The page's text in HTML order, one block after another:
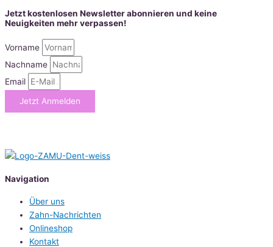
Jetzt kostenlosen Newsletter abonnieren und keine
Neuigkeiten mehr verpassen!
Vorname
Nachname
Email
Jetzt Anmelden
Navigation
Über uns
Zahn-Nachrichten
Onlineshop
Kontakt